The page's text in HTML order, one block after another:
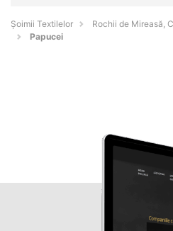
Șoimii Textilelor
Rochii de Mireasă,
Papucei